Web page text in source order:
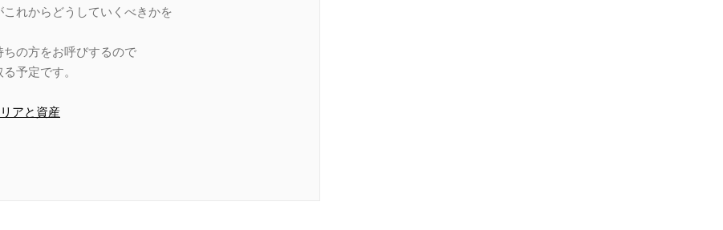
れからどうしていくべきかを
の方をお呼びするので
予定です。
アと資産